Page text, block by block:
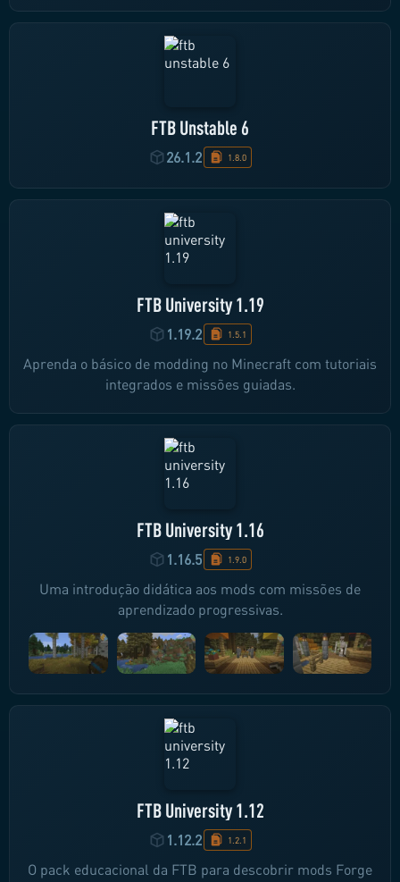
FTB Unstable 6
26.1.2 1.8.0
FTB University 1.19
1.19.2 1.5.1
Aprenda o básico de modding no Minecraft com tutoriais
integrados e missões guiadas.
FTB University 1.16
1.16.5 1.9.0
Uma introdução didática aos mods com missões de
aprendizado progressivas.
FTB University 1.12
1.12.2 1.2.1
O pack educacional da FTB para descobrir mods Forge